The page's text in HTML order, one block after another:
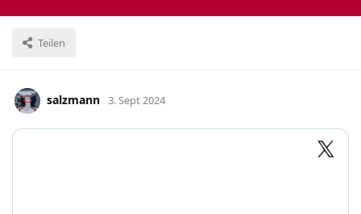
Teilen
salzmann 3. Sept 2024